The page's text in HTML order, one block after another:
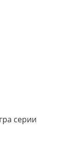
серии